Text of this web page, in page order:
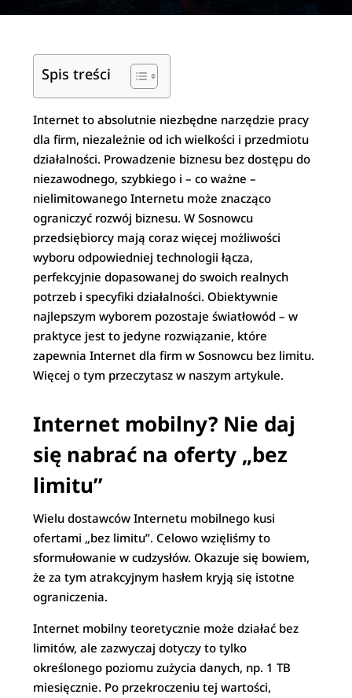
Spis treści
Internet to absolutnie niezbędne narzędzie pracy
dla firm, niezależnie od ich wielkości i przedmiotu
działalności. Prowadzenie biznesu bez dostępu do
niezawodnego, szybkiego i – co ważne –
nielimitowanego Internetu może znacząco
ograniczyć rozwój biznesu. W Sosnowcu
przedsiębiorcy mają coraz więcej możliwości
wyboru odpowiedniej technologii łącza,
perfekcyjnie dopasowanej do swoich realnych
potrzeb i specyfiki działalności. Obiektywnie
najlepszym wyborem pozostaje światłowód – w
praktyce jest to jedyne rozwiązanie, które
zapewnia Internet dla firm w Sosnowcu bez limitu.
Więcej o tym przeczytasz w naszym artykule.
Internet mobilny? Nie daj
się nabrać na oferty „bez
limitu”
Wielu dostawców Internetu mobilnego kusi
ofertami „bez limitu”. Celowo wzięliśmy to
sformułowanie w cudzysłów. Okazuje się bowiem,
że za tym atrakcyjnym hasłem kryją się istotne
ograniczenia.
Internet mobilny teoretycznie może działać bez
limitów, ale zazwyczaj dotyczy to tylko
określonego poziomu zużycia danych, np. 1 TB
miesięcznie. Po przekroczeniu tej wartości,